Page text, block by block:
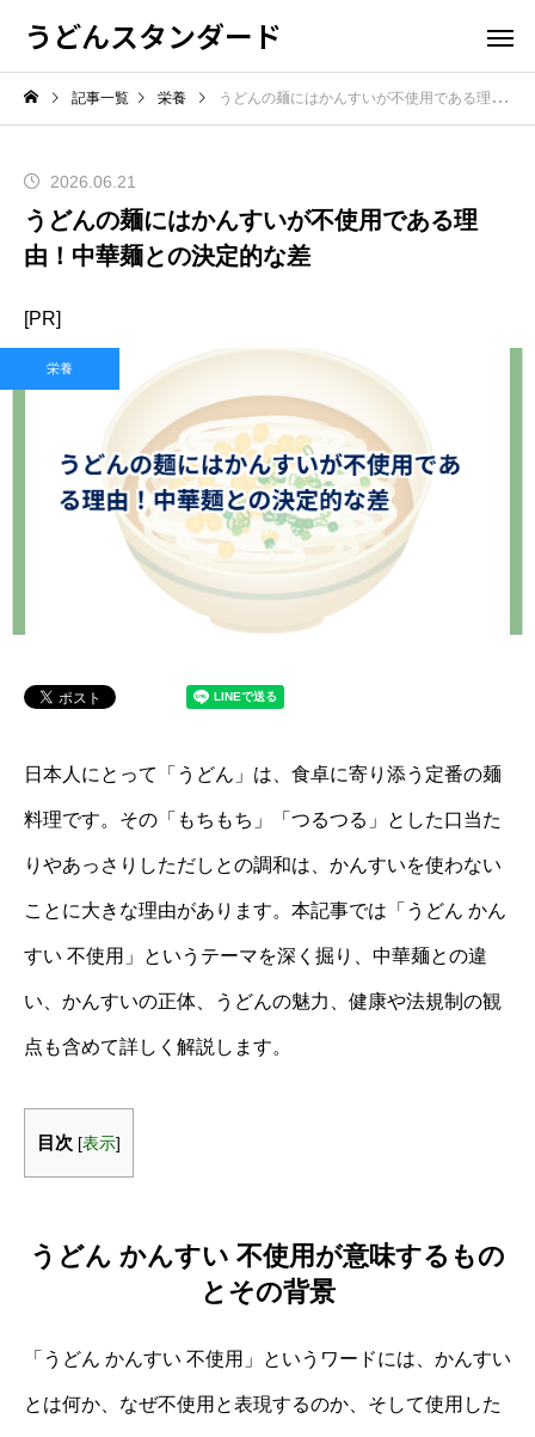
うどんスタンダード
記事一覧 栄養 うどんの麺にはかんすいが不使用である理由！中華麺との決定的な差
2026.06.21
うどんの麺にはかんすいが不使用である理
由！中華麺との決定的な差
[PR]
栄養
日本人にとって「うどん」は、食卓に寄り添う定番の麺
料理です。その「もちもち」「つるつる」とした口当た
りやあっさりしただしとの調和は、かんすいを使わない
ことに大きな理由があります。本記事では「うどん かん
すい 不使用」というテーマを深く掘り、中華麺との違
い、かんすいの正体、うどんの魅力、健康や法規制の観
点も含めて詳しく解説します。
目次 [表示]
うどん かんすい 不使用が意味するもの
とその背景
「うどん かんすい 不使用」というワードには、かんすい
とは何か、なぜ不使用と表現するのか、そして使用した